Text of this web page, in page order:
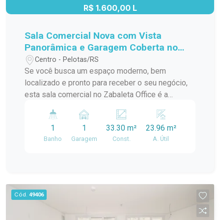
R$ 1.600,00 L
Sala Comercial Nova com Vista
Panorâmica e Garagem Coberta no
Zabaleta Office
Centro - Pelotas/RS
Se você busca um espaço moderno, bem
localizado e pronto para receber o seu negócio,
esta sala comercial no Zabaleta Office é a
excelente iluminação natural, vista aberta da
cidade e possibilidade de personalização para
atender exatamente às necessidades do seu
mais agradável e valorizado para clientes e
profissionais. Características do Imóvel: 23,96m²
de área privativa. Sala ampla e bem distribuída.
1
Banho
1
Garagem
33.30 m²
Const.
23.96 m²
A. Útil
Cód. 49406